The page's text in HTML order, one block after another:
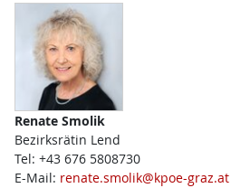
Renate Smolik
Bezirksrätin Lend
Tel: +43 676 5808730
E-Mail: renate.smolik@kpoe-graz.at